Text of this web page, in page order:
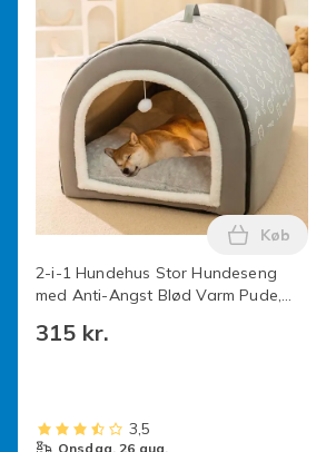
Andre oplysninger
Robust konstruktion med
Forseglede sømme for optimal
Designet til at modstå regn, vind og
Varenr.
96a19f55-7bd1-4d8c-82f5-
Produktsikkerhedsinformation
2-i-1 Hundehus Stor Hundeseng
med Anti-Angst Blød Varm Pude,
Aftagelig Vaskbar
315 kr.
Læg 2-i-
Køb
3,5
onsdag, 26 aug.